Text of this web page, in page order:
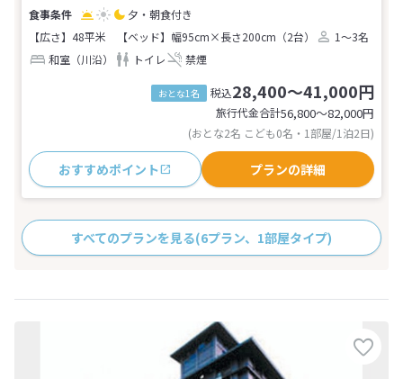
夕・朝食付き
【広さ】48平米
【ベッド】幅95cm×長さ200cm（2台）
1～3名
和室（川沿）
トイレ 禁煙
おとな1名 税込28,400～41,000円
旅行代金合計56,800〜82,000円
(おとな2名 こども0名・1部屋/1泊2日)
おすすめポイント プランの詳細
すべてのプランを見る(6プラン、1部屋タイプ)